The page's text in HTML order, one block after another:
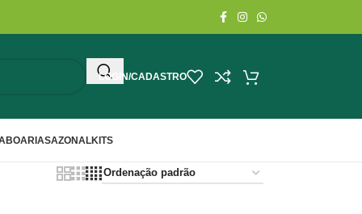
LOGIN/CADASTRO
SAZONALKITS